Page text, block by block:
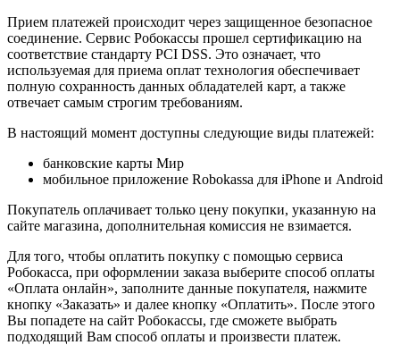
Прием платежей происходит через защищенное безопасное
соединение. Сервис Робокассы прошел сертификацию на
соответствие стандарту PCI DSS. Это означает, что
используемая для приема оплат технология обеспечивает
полную сохранность данных обладателей карт, а также
отвечает самым строгим требованиям.
В настоящий момент доступны следующие виды платежей:
банковские карты Мир
мобильное приложение Robokassa для iPhone и Android
Покупатель оплачивает только цену покупки, указанную на
сайте магазина, дополнительная комиссия не взимается.
Для того, чтобы оплатить покупку с помощью сервиса
Робокасса, при оформлении заказа выберите способ оплаты
«Оплата онлайн», заполните данные покупателя, нажмите
кнопку «Заказать» и далее кнопку «Оплатить». После этого
Вы попадете на сайт Робокассы, где сможете выбрать
подходящий Вам способ оплаты и произвести платеж.